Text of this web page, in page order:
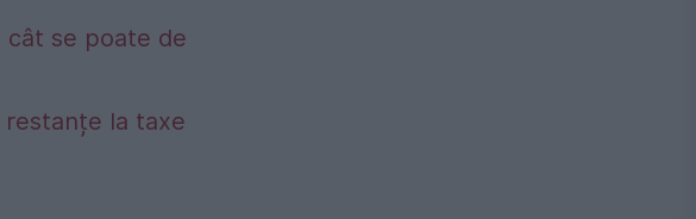
cât se poate de
restanțe la taxe